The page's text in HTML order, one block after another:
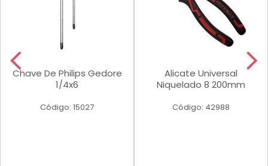
Chave De Philips Gedore
1/4x6
Código: 15027
Alicate Universal
Niquelado 8 200mm
Código: 42988